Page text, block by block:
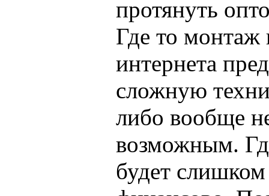
протянуть
Где то монтаж
интернета
сложную
либо вообще
возможным.
будет